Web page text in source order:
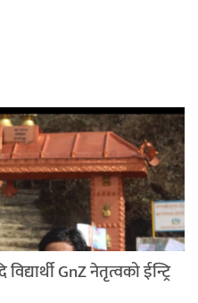
GnZ नेतृत्वको ईन्ट्रि